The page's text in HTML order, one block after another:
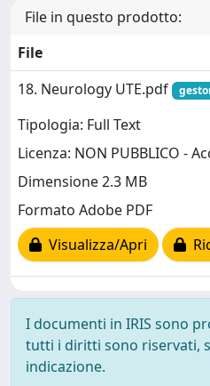
File in questo prodotto:
File
18. Neurology UTE.pdf
Tipologia: Full Text
Licenza: NON PUBBLICO -
Dimensione 2.3 MB
Formato Adobe PDF
Visualizza/Apri
I documenti in IRIS sono
tutti i diritti sono riservati,
indicazione.